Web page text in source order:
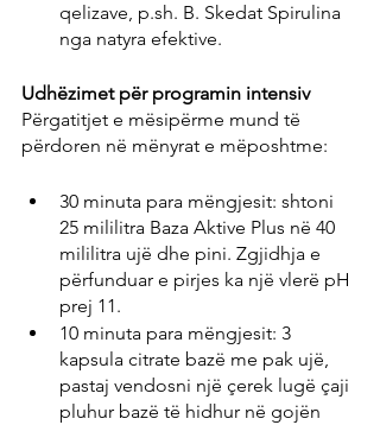
qelizave, p.sh. B. Skedat Spirulina
nga natyra efektive.
Udhëzimet për programin intensiv
Përgatitjet e mësipërme mund të
përdoren në mënyrat e mëposhtme:
30 minuta para mëngjesit: shtoni
25 mililitra Baza Aktive Plus në 40
mililitra ujë dhe pini. Zgjidhja e
përfunduar e pirjes ka një vlerë pH
prej 11.
10 minuta para mëngjesit: 3
kapsula citrate bazë me pak ujë,
pastaj vendosni një çerek lugë çaji
pluhur bazë të hidhur në gojën